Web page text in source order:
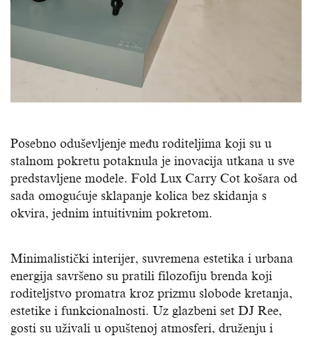
Posebno oduševljenje među roditeljima koji su u
stalnom pokretu potaknula je inovacija utkana u sve
predstavljene modele. Fold Lux Carry Cot košara od
sada omogućuje sklapanje kolica bez skidanja s
okvira, jednim intuitivnim pokretom.
Minimalistički interijer, suvremena estetika i urbana
energija savršeno su pratili filozofiju brenda koji
roditeljstvo promatra kroz prizmu slobode kretanja,
estetike i funkcionalnosti. Uz glazbeni set DJ Ree,
gosti su uživali u opuštenoj atmosferi, druženju i